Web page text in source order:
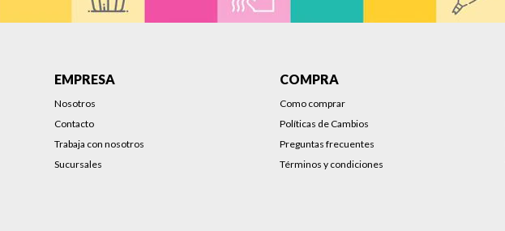
EMPRESA
Nosotros
Contacto
Trabaja con nosotros
Sucursales
COMPRA
Como comprar
Políticas de Cambios
Preguntas frecuentes
Términos y condiciones